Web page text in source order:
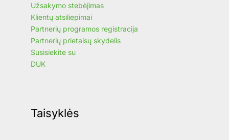
Užsakymo stebėjimas
Klientų atsiliepimai
Partnerių programos registracija
Partnerių prietaisų skydelis
Susisiekite su
DUK
Taisyklės